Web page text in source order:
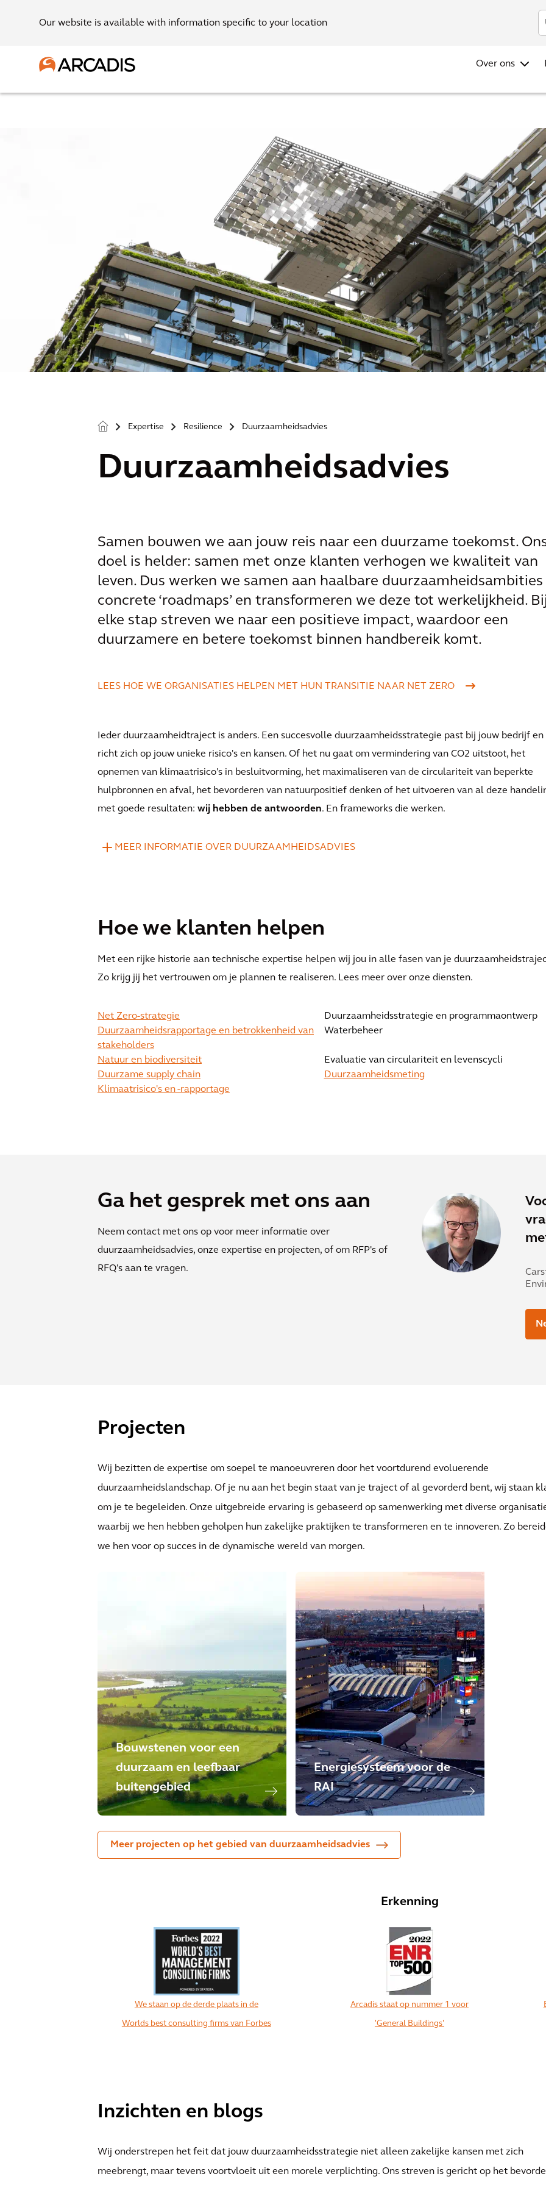
Our website is available with information specific to your location
Over ons
> Expertise > Resilience > Duurzaamheidsadvies
Duurzaamheidsadvies
Samen bouwen we aan jouw reis naar een duurzame toekomst.
doel is helder: samen met onze klanten verhogen we kwaliteit van
leven. Dus werken we samen aan haalbare duurzaamheidsambities
concrete ‘roadmaps’ en transformeren we deze tot werkelijkheid.
elke stap streven we naar een positieve impact, waardoor een
duurzamere en betere toekomst binnen handbereik komt.
LEES HOE WE ORGANISATIES HELPEN MET HUN TRANSITIE NAAR NET ZERO
Ieder duurzaamheidtraject is anders. Een succesvolle duurzaamheidsstrategie past bij jouw bedrijf en
richt zich op jouw unieke risico's en kansen. Of het nu gaat om vermindering van CO2 uitstoot, het
opnemen van klimaatrisico's in besluitvorming, het maximaliseren van de circulariteit van beperkte
hulpbronnen en afval, het bevorderen van natuurpositief denken of het uitvoeren van al deze
met goede resultaten: wij hebben de antwoorden. En frameworks die werken.
MEER INFORMATIE OVER DUURZAAMHEIDSADVIES
Hoe we klanten helpen
Met een rijke historie aan technische expertise helpen wij jou in alle fasen van je
Zo krijg jij het vertrouwen om je plannen te realiseren. Lees meer over onze diensten.
Net Zero-strategie
Duurzaamheidsstrategie en programmaontwerp
Duurzaamheidsrapportage en betrokkenheid van
stakeholders
Waterbeheer
Natuur en biodiversiteit
Evaluatie van circulariteit en levenscycli
Duurzame supply chain
Duurzaamheidsmeting
Klimaatrisico's en -rapportage
Ga het gesprek met ons aan
Neem contact met ons op voor meer informatie over
duurzaamheidsadvies, onze expertise en projecten, of om RFP's of
RFQ's aan te vragen.
Projecten
Wij bezitten de expertise om soepel te manoeuvreren door het voortdurend evoluerende
duurzaamheidslandschap. Of je nu aan het begin staat van je traject of al gevorderd bent, wij staan
om je te begeleiden. Onze uitgebreide ervaring is gebaseerd op samenwerking met diverse
waarbij we hen hebben geholpen hun zakelijke praktijken te transformeren en te innoveren. Zo
we hen voor op succes in de dynamische wereld van morgen.
Bouwstenen voor een
duurzaam en leefbaar
buitengebied
Energiesysteem voor de
RAI
Meer projecten op het gebied van duurzaamheidsadvies
Erkenning
We staan op de derde plaats in de
Worlds best consulting firms van Forbes
Arcadis staat op nummer 1 voor
'General Buildings'
Inzichten en blogs
Wij onderstrepen het feit dat jouw duurzaamheidsstrategie niet alleen zakelijke kansen met zich
meebrengt, maar tevens voortvloeit uit een morele verplichting. Ons streven is gericht op het